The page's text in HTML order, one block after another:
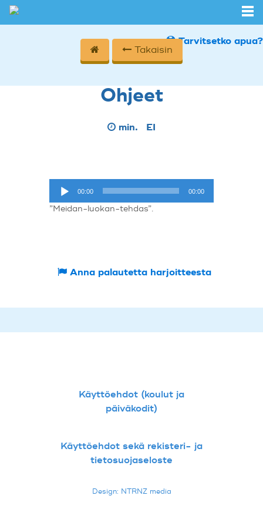
Tarvitsetko apua?
Takaisin
Ohjeet
min. EI
Äänitoistin
00:00 00:00
”Meidan-luokan-tehdas”.
Anna palautetta harjoitteesta
Käyttöehdot (koulut ja
päiväkodit)
Käyttöehdot sekä rekisteri- ja
tietosuojaseloste
Design: NTRNZ media